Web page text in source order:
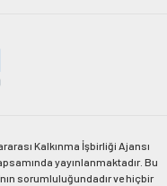
Kalkınma İşbirliği Ajansı
yayınlanmaktadır. Bu
sorumluluğundadır ve hiçbir